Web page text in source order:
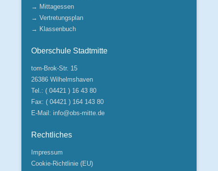
→ Mittagessen
→ Vertretungsplan
→ Klassenbuch
Oberschule Stadtmitte
tom-Brok-Str. 15
26386 Wilhelmshaven
Tel.: ( 04421 ) 16 43 80
Fax: ( 04421 ) 164 143 80
E-Mail: info@obs-mitte.de
Rechtliches
Impressum
Cookie-Richtlinie (EU)